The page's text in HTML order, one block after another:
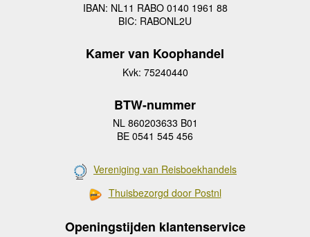
IBAN: NL11 RABO 0140 1961 88
BIC: RABONL2U
Kamer van Koophandel
Kvk: 75240440
BTW-nummer
NL 860203633 B01
BE 0541 545 456
Vereniging van Reisboekhandels
Thuisbezorgd door Postnl
Openingstijden klantenservice